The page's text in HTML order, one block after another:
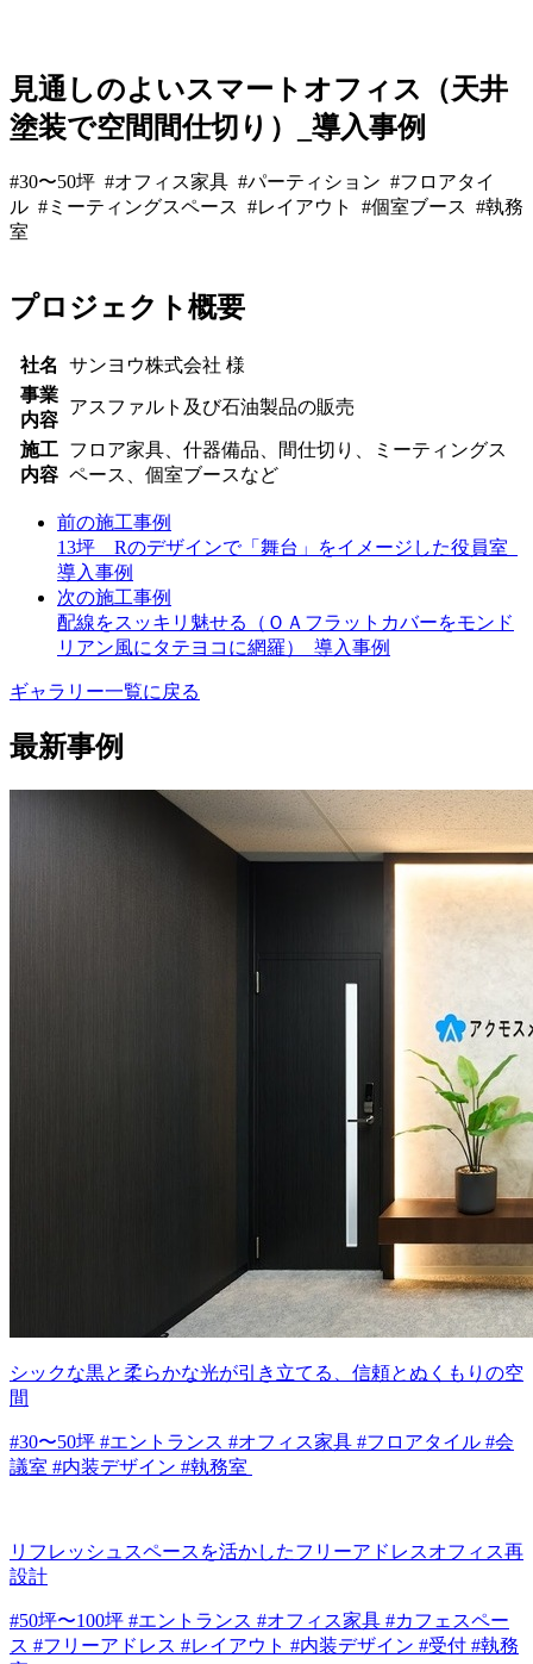
見通しのよいスマートオフィス（天井
塗装で空間間仕切り）_導入事例
#30〜50坪 #オフィス家具 #パーティション #フロアタイ
ル #ミーティングスペース #レイアウト #個室ブース #執務
室
プロジェクト概要
社名
サンヨウ株式会社 様
事業
内容
アスファルト及び石油製品の販売
施工
内容
フロア家具、什器備品、間仕切り、ミーティングス
ペース、個室ブースなど
前の施工事例
13坪 Rのデザインで「舞台」をイメージした役員室_
導入事例
次の施工事例
配線をスッキリ魅せる（ＯＡフラットカバーをモンド
リアン風にタテヨコに網羅）_導入事例
ギャラリー一覧に戻る
最新事例
シックな黒と柔らかな光が引き立てる、信頼とぬくもりの空
間
#30〜50坪 #エントランス #オフィス家具 #フロアタイル #会
議室 #内装デザイン #執務室
リフレッシュスペースを活かしたフリーアドレスオフィス再
設計
#50坪〜100坪 #エントランス #オフィス家具 #カフェスペー
ス #フリーアドレス #レイアウト #内装デザイン #受付 #執務